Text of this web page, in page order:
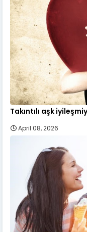
Takıntılı aşk
April 08, 2026